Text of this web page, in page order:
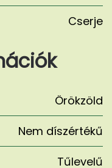
Cserje
Örökzöld
Nem díszértékű
Tűlevelű